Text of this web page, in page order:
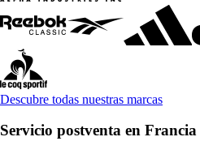
Descubre todas nuestras marcas
Servicio postventa en Francia